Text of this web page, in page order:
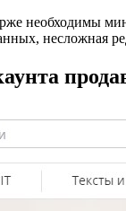
необходимы
несложная